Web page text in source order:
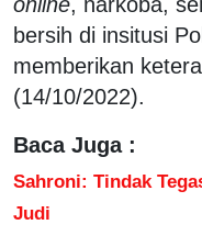
bersih di insitusi
memberikan
(14/10/2022).
Baca Juga :
Sahroni: Tindak
Judi